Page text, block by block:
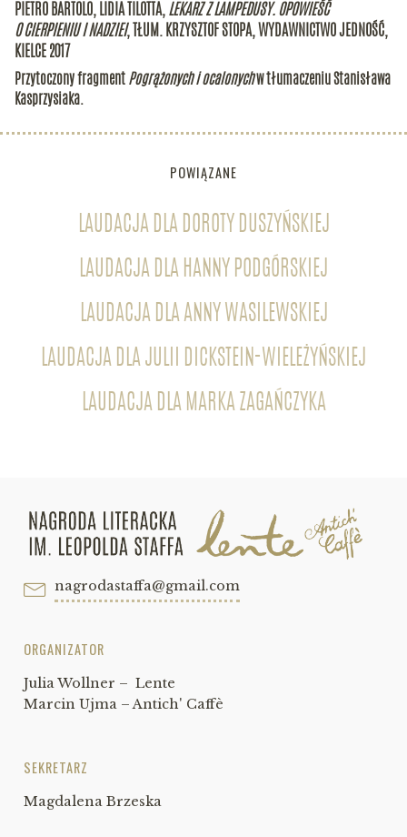
PIETRO BARTOLO, LIDIA TILOTTA, LEKARZ Z LAMPEDUSY. OPOWIEŚĆ
O CIERPIENIU I NADZIEI, TŁUM. KRZYSZTOF STOPA, WYDAWNICTWO JEDNOŚĆ,
KIELCE 2017
Przytoczony fragment Pogrążonych i ocalonychw tłumaczeniu Stanisława
Kasprzysiaka.
POWIĄZANE
LAUDACJA DLA DOROTY DUSZYŃSKIEJ
LAUDACJA DLA HANNY PODGÓRSKIEJ
LAUDACJA DLA ANNY WASILEWSKIEJ
LAUDACJA DLA JULII DICKSTEIN-WIELEŻYŃSKIEJ
LAUDACJA DLA MARKA ZAGAŃCZYKA
nagrodastaffa@gmail.com
ORGANIZATOR
Julia Wollner – Lente
Marcin Ujma – Antich' Caffè
SEKRETARZ
Magdalena Brzeska